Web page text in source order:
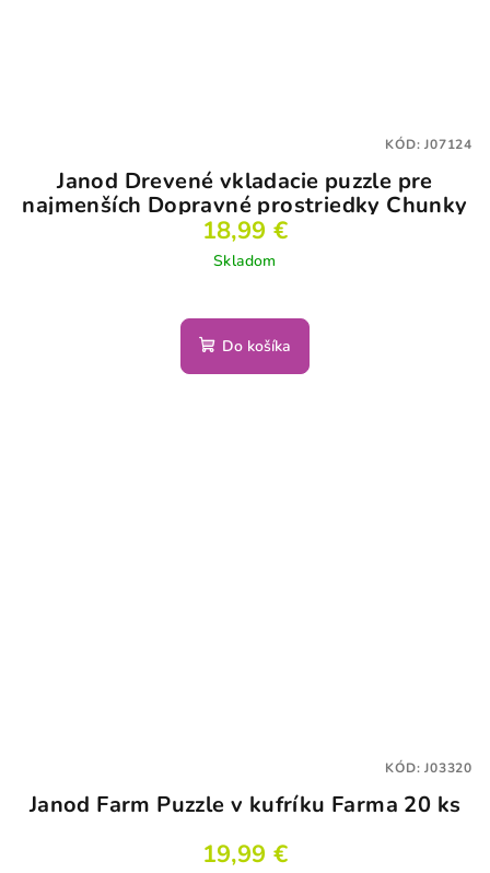
Janod Drevené vkladacie puzzle pre
najmenších Dopravné prostriedky Chunky
18,99 €
Skladom
Do košíka
KÓD:J07124
Janod Farm Puzzle v kufríku Farma 20 ks
19,99 €
KÓD:J03320